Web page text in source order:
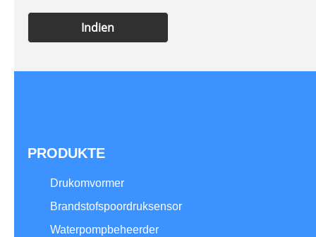
Indien
PRODUKTE
Drukomvormer
Brandstofspoordruksensor
Waterpompbeheerder